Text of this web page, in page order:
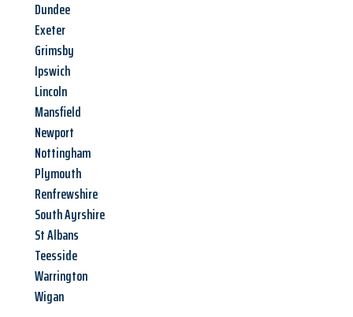
Dundee
Exeter
Grimsby
Ipswich
Lincoln
Mansfield
Newport
Nottingham
Plymouth
Renfrewshire
South Ayrshire
St Albans
Teesside
Warrington
Wigan